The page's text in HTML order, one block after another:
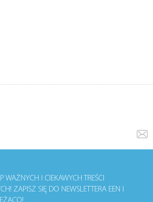
WAŻNYCH I CIEKAWYCH TREŚCI
ZAPISZ SIĘ DO NEWSLETTERA EEN I